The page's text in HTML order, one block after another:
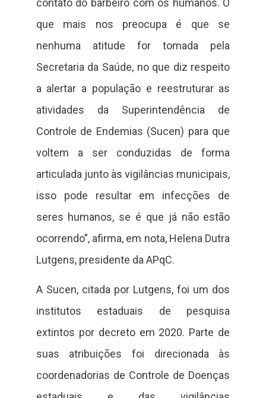
que mais nos preocupa é que se
nenhuma atitude for tomada pela
Secretaria da Saúde, no que diz respeito
a alertar a população e reestruturar as
atividades da Superintendência de
Controle de Endemias (Sucen) para que
voltem a ser conduzidas de forma
articulada junto às vigilâncias municipais,
isso pode resultar em infecções de
seres humanos, se é que já não estão
ocorrendo”, afirma, em nota, Helena Dutra
Lutgens, presidente da APqC.
A Sucen, citada por Lutgens, foi um dos
institutos estaduais de pesquisa
extintos por decreto em 2020. Parte de
suas atribuições foi direcionada às
coordenadorias de Controle de Doenças